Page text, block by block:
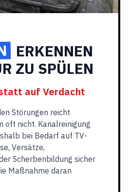
ERKENNEN
ZU SPÜLEN
auf Verdacht
Störungen reicht
oft nicht. Kanalreinigung
bei Bedarf auf TV-
Versätze,
Scherbenbildung sicher
Maßnahme daran